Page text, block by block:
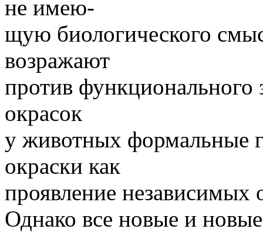
не имею-
щую биологического
возражают
против функционального
окрасок
у животных формальные
окраски как
проявление независимых
Однако все новые и